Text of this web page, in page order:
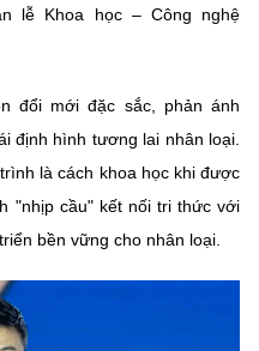
lượng
lượng
lễ Khoa học – Công nghệ
đổi mới đặc sắc, phản ánh
định hình tương lai nhân loại.
là cách khoa học khi được
"nhịp cầu" kết nối tri thức với
bền vững cho nhân loại.